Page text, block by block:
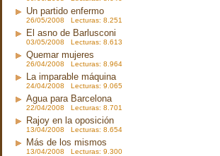
Un partido enfermo
26/05/2008 Lecturas: 8.251
El asno de Barlusconi
03/05/2008 Lecturas: 8.613
Quemar mujeres
26/04/2008 Lecturas: 8.964
La imparable máquina
24/04/2008 Lecturas: 9.065
Agua para Barcelona
22/04/2008 Lecturas: 8.701
Rajoy en la oposición
13/04/2008 Lecturas: 8.654
Más de los mismos
13/04/2008 Lecturas: 9.300